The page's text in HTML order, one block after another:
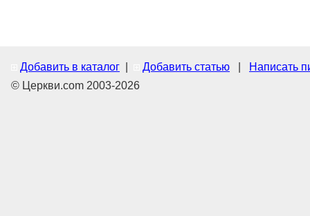
Добавить в каталог Добавить статью
Написать
© Церкви.com 2003-2026